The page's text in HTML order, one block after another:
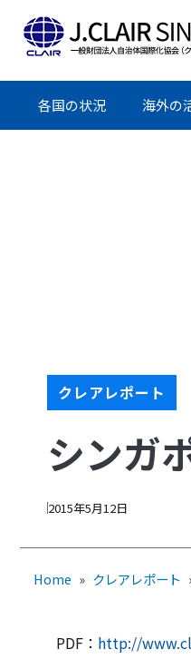
content
各国の状況 海外の
クレアレポート
シンガ
2015年5月12日
Home » クレアレポート
PDF： http://